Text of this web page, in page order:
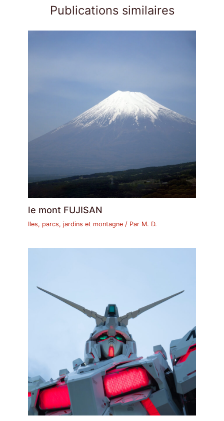
Publications similaires
le mont FUJISAN
Iles, parcs, jardins et montagne / Par M. D.